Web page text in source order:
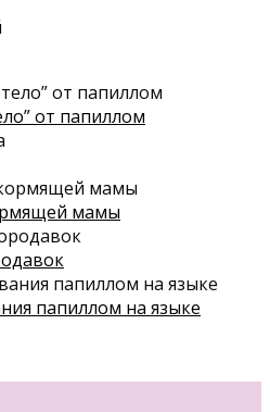
от папиллом
мамы
папиллом на языке